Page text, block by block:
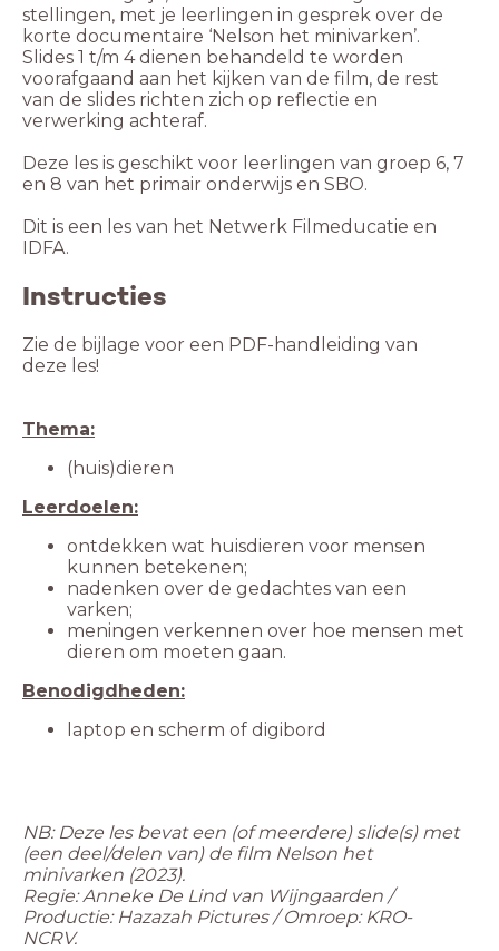
stellingen, met je leerlingen in gesprek over de
korte documentaire ‘Nelson het minivarken’.
Slides 1 t/m 4 dienen behandeld te worden
voorafgaand aan het kijken van de film, de rest
van de slides richten zich op reflectie en
verwerking achteraf.
Deze les is geschikt voor leerlingen van groep 6, 7
en 8 van het primair onderwijs en SBO.
Dit is een les van het Netwerk Filmeducatie en
IDFA.
Instructies
Zie de bijlage voor een PDF-handleiding van
(huis)dieren
ontdekken wat huisdieren voor mensen
kunnen betekenen;
nadenken over de gedachtes van een
varken;
meningen verkennen over hoe mensen met
dieren om moeten gaan.
NB: Deze les bevat een (of meerdere) slide(s) met
(een deel/delen van) de film Nelson het
Regie: Anneke De Lind van Wijngaarden /
Productie: Hazazah Pictures / Omroep: KRO-
NCRV.